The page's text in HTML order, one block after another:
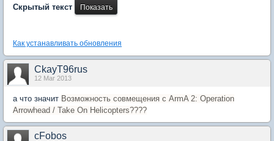
Скрытый текст
Как устанавливать обновления
CkayT96rus
12 Mar 2013
а что значит Возможность совмещения с ArmA 2: Operation
Arrowhead / Take On Helicopters????
cFobos